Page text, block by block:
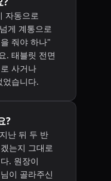
자동으로
게 계통으로
줘야 하나"
. 태블릿 전면
사거나
습니다.
?
난 뒤 두 반
는지 그대로
. 원장이
이 골라주신